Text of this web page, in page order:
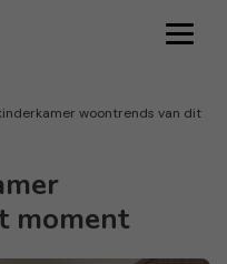
woontrends van dit
moment